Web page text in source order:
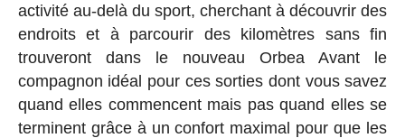
activité au-delà du sport, cherchant à découvrir des
endroits et à parcourir des kilomètres sans fin
trouveront dans le nouveau Orbea Avant le
compagnon idéal pour ces sorties dont vous savez
quand elles commencent mais pas quand elles se
terminent grâce à un confort maximal pour que les